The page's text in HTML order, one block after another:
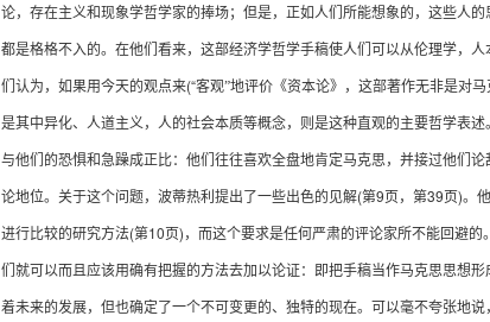
论，存在主义和现象学哲学家的捧场；但是，正如人们所能想象的，这些人
都是格格不入的。在他们看来，这部经济学哲学手稿使人们可以从伦理学，人
们认为，如果用今天的观点来(“客观”地评价《资本论》，这部著作无非是对
是其中异化、人道主义，人的社会本质等概念，则是这种直观的主要哲学表
与他们的恐惧和急躁成正比：他们往往喜欢全盘地肯定马克思，并接过他们
论地位。关于这个问题，波蒂热利提出了一些出色的见解(第9 页，第39 页)。
进行比较的研究方法(第10 页) ，而这个要求是任何严肃的评论家所不能回避的
们就可以而且应该用确有把握的方法去加以论证：即把手稿当作马克思思想
着未来的发展，但也确定了一个不可变更的、独特的现在。可以毫不夸张地